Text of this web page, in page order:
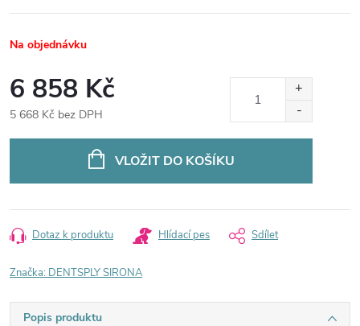
Na objednávku
6 858 Kč
5 668 Kč bez DPH
VLOŽIT DO KOŠÍKU
Dotaz k produktu Hlídací pes Sdílet
Značka: DENTSPLY SIRONA
Popis produktu